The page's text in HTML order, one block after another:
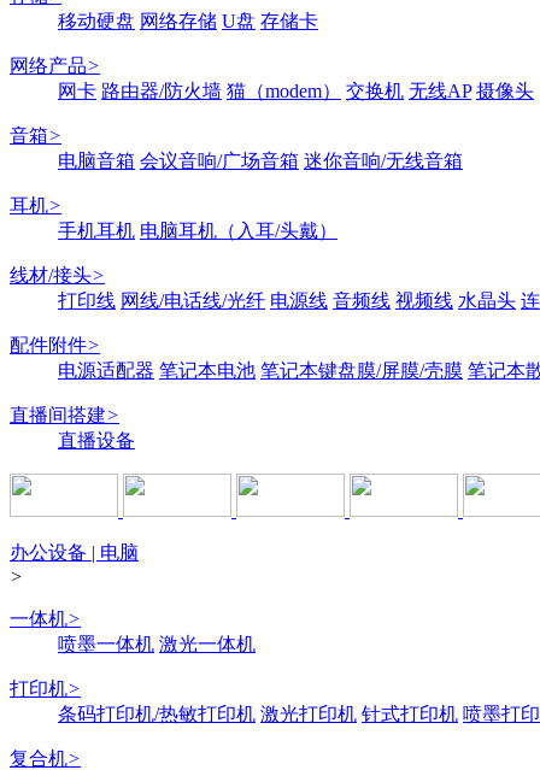
移动硬盘 网络存储 U盘 存储卡
网络产品>
网卡 路由器/防火墙 猫（modem） 交换机 无线AP 摄像头
音箱>
电脑音箱 会议音响/广场音箱 迷你音响/无线音箱
耳机>
手机耳机 电脑耳机（入耳/头戴）
线材/接头>
打印线 网线/电话线/光纤 电源线 音频线 视频线 水晶头
配件附件>
电源适配器 笔记本电池 笔记本键盘膜/屏膜/壳膜 笔记本
直播间搭建>
直播设备
办公设备 | 电脑
>
一体机>
喷墨一体机 激光一体机
打印机>
条码打印机/热敏打印机 激光打印机 针式打印机 喷墨打
复合机>